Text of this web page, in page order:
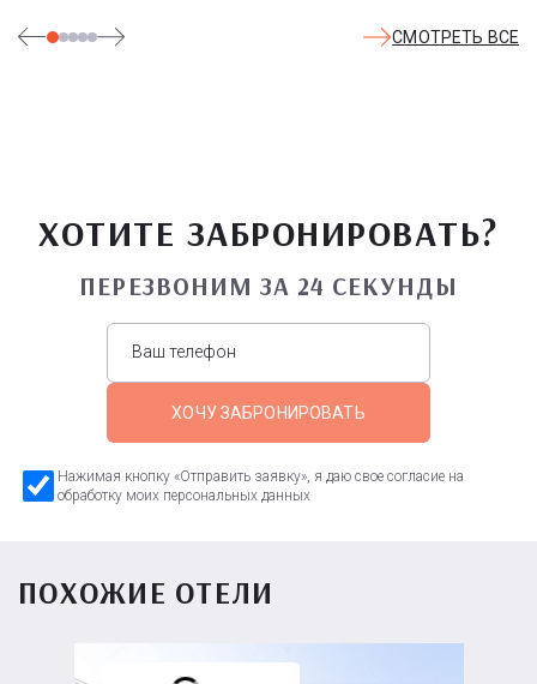
СМОТРЕТЬ ВСЕ
ХОТИТЕ ЗАБРОНИРОВАТЬ?
ПЕРЕЗВОНИМ ЗА 24 СЕКУНДЫ
ХОЧУ ЗАБРОНИРОВАТЬ
Нажимая кнопку «Отправить заявку», я даю свое согласие на
обработку моих персональных данных
ПОХОЖИЕ ОТЕЛИ